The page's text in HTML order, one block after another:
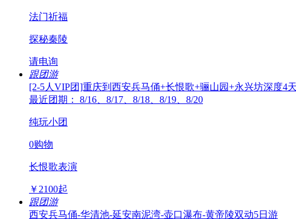
法门祈福
探秘秦陵
请电询
跟团游
[2-5人VIP团]重庆到西安兵马俑+长恨歌+骊山园+永兴坊深度4
最近团期： 8/16、8/17、8/18、8/19、8/20
纯玩小团
0购物
长恨歌表演
￥ 2100起
跟团游
西安兵马俑-华清池-延安南泥湾-壶口瀑布-黄帝陵双动5日游